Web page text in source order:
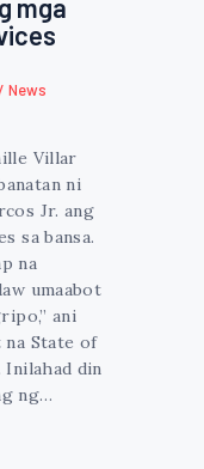
mga
News
Villar
ni
Jr. ang
sa bansa.
na
umaabot
ani
na State of
Inilahad din
ng…